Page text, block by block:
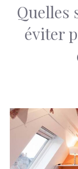
Quelles
éviter